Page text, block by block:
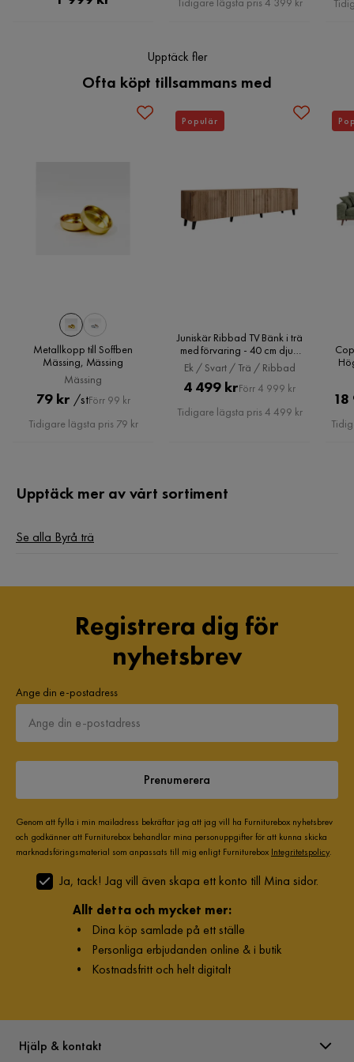
Upptäck fler
Ofta köpt tillsammans med
Metallkopp till Soffben
Mässing, Mässing
Mässing
Pris
79 kr /stOriginal
Pris
Förr 99 kr
Tidigare lägsta pris 79 kr
Juniskär Ribbad TV Bänk i trä
med förvaring - 40 cm djup
200 cm bred 49 cm hög, Ek /
Svart / Trä / Ribbad
Ek / Svart / Trä / Ribbad
Pris
4 499 krOriginal
Pris
Förr 4 999 kr
Tidigare lägsta pris 4 499 kr
Populär
Upptäck mer av vårt sortiment
Se alla Byrå trä
Registrera dig för
nyhetsbrev
Ange din e-postadress
Prenumerera
Genom att fylla i min mailadress bekräftar jag att jag vill ha Furniturebox nyhetsbrev
och godkänner att Furniturebox behandlar mina personuppgifter för att kunna skicka
marknadsföringsmaterial som anpassats till mig enligt Furniturebox Integritetspolicy.
Ja, tack! Jag vill även skapa ett konto till Mina sidor.
Allt detta och mycket mer:
• Dina köp samlade på ett ställe
• Personliga erbjudanden online & i butik
• Kostnadsfritt och helt digitalt
Hjälp & kontakt